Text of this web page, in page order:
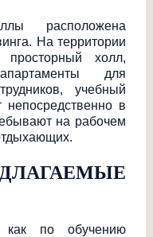
расположена
На территории
просторный холл,
для
учебный
непосредственно в
на рабочем
как по обучению